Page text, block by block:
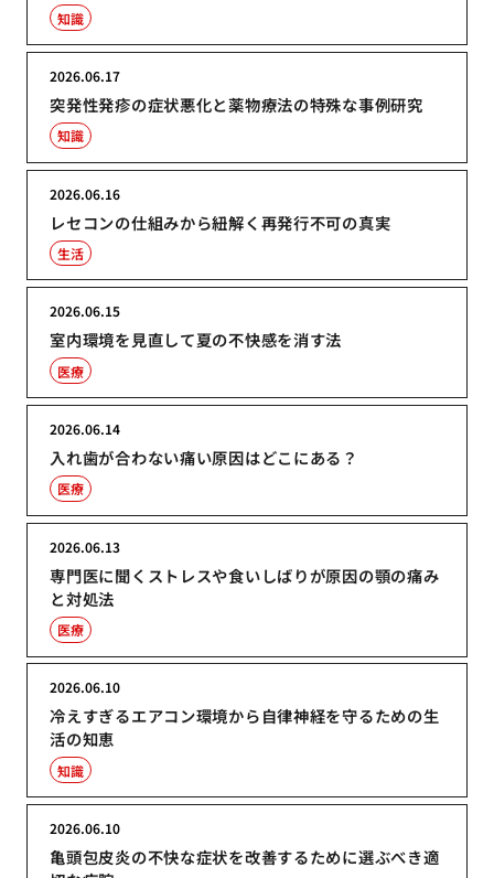
知識
突発性発疹の症状悪化と薬物療法の特殊な事例研究
2026.06.17
知識
レセコンの仕組みから紐解く再発行不可の真実
2026.06.16
生活
室内環境を見直して夏の不快感を消す法
2026.06.15
医療
入れ歯が合わない痛い原因はどこにある？
2026.06.14
医療
専門医に聞くストレスや食いしばりが原因の顎の痛み
と対処法
2026.06.13
医療
冷えすぎるエアコン環境から自律神経を守るための生
活の知恵
2026.06.10
知識
亀頭包皮炎の不快な症状を改善するために選ぶべき適
2026.06.10